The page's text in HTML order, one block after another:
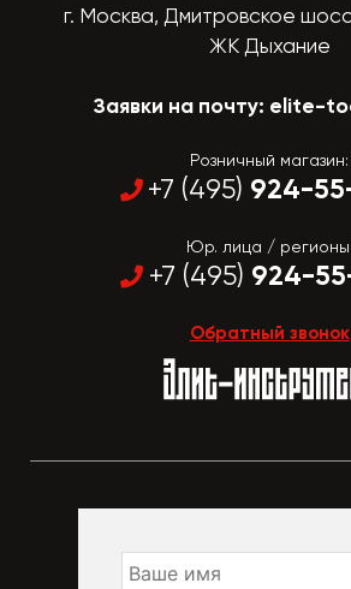
г. Москва, Дмитровское
ЖК Дыхание
Заявки на почту: elite-
Розничный магазин:
+7 (495) 924-
Юр. лица / регионы:
+7 (495) 924-
Обратный звонок